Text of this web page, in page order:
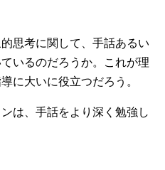
思考に関して、手話あるい
いるのだろうか。これが理
に大いに役立つだろう。
は、手話をより深く勉強し